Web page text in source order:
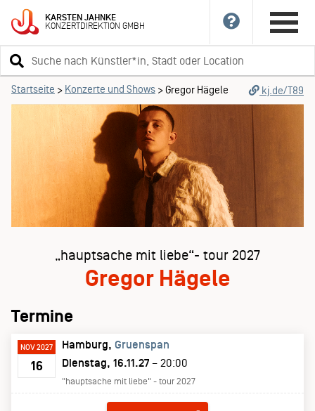
KARSTENJAHNKE
KONZERTDIREKTIONGMBH
Suchbegriff
eingeben
Startseite > Konzerte und Shows >Gregor Hägele kj.de/T89
„hauptsache mit liebe“- tour 2027
Gregor Hägele
Termine
NOV 2027
16
Hamburg Gruenspan
Dienstag, 16.11.27 – 20:00
"hauptsache mit liebe" - tour 2027
TICKETS